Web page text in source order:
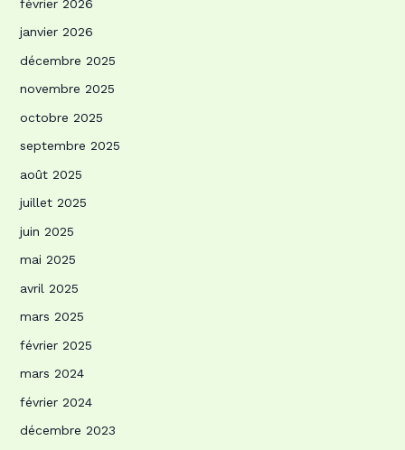
février 2026
janvier 2026
décembre 2025
novembre 2025
octobre 2025
septembre 2025
août 2025
juillet 2025
juin 2025
mai 2025
avril 2025
mars 2025
février 2025
mars 2024
février 2024
décembre 2023